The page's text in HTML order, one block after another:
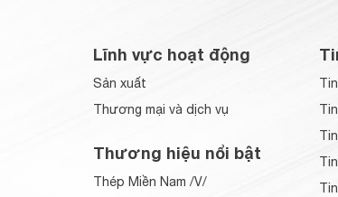
Lĩnh vực hoạt động
Sản xuất
Thương mại và dịch vụ
Thương hiệu nổi bật
Thép Miền Nam /V/